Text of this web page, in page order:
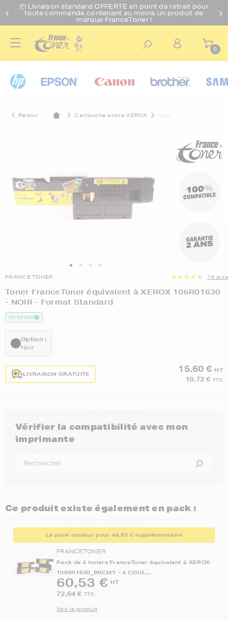
📦 Livraison standard OFFERTE en point de retrait pour
toute commande contenant au moins un produit de
marque FranceToner !
0
Retour Cartouche encre XEROX Noir
FRANCE TONER 14 avis
Toner FranceToner équivalent à XEROX 106R01630
- NOIR - Format Standard
EN STOCK
Option :
Noir
LIVRAISON GRATUITE
15,60 € HT
18,72 € TTC
Vérifier la compatibilité avec mon
imprimante
Ce produit existe également en pack :
Le pack couleur pour 44,93 € supplémentaire
FRANCETONER
Pack de 4 toners FranceToner équivalent à XEROX
106R01630_BKCMY - 4 COUL...
60,53 € HT
72,64 € TTC
Voir le produit